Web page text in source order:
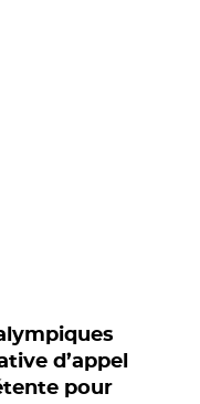
d’appel
pour